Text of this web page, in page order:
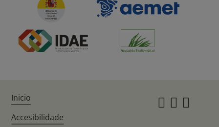
Inicio
Accesibilidade